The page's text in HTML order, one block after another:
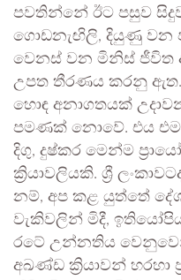
පවතින්නේ ඊට පසුව
ගොඩනැඟිලි, දියුණු වන
වෙනස් වන මිනිස් ජීවිත
උපත තීරණය කරනු ඇත.
හොඳ අනාගතයක්
පමණක් නොවේ. එය එම
දිගු, දුෂ්කර මෙන්ම
ක්‍රියාවලියකි. ශ්‍රී
නම්, අප කළ යුත්තේ
වැකිවලින් මිදී,
රටේ උන්නතිය
අඛණ්ඩ ක්‍රියාවන්